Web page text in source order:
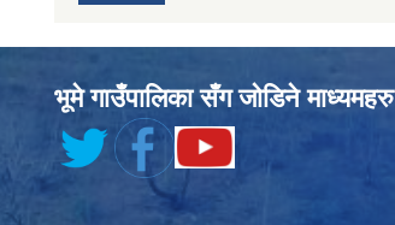
भूमे गाउँपालिका सँग जोडिने माध्यमहरु